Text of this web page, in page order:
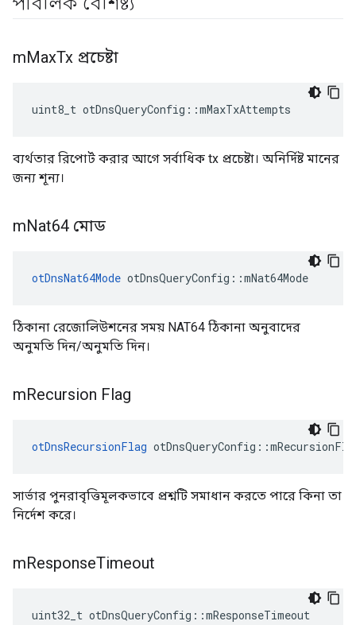
mMaxTx প্রচেষ্টা
uint8_t otDnsQueryConfig ::mMaxTxAttempts
ব্যর্থতার রিপোর্ট করার আগে সর্বাধিক tx প্রচেষ্টা। অনির্দিষ্ট মানের
জন্য শূন্য।
mNat64 মোড
otDnsNat64Mode otDnsQueryConfig ::mNat64Mode
ঠিকানা রেজোলিউশনের সময় NAT64 ঠিকানা অনুবাদের
অনুমতি দিন/অনুমতি দিন।
mRecursion Flag
otDnsRecursionFlag otDnsQueryConfig ::
সার্ভার পুনরাবৃত্তিমূলকভাবে প্রশ্নটি সমাধান করতে পারে কিনা তা
নির্দেশ করে।
mResponseTimeout
uint32_t otDnsQueryConfig ::mResponseTimeout